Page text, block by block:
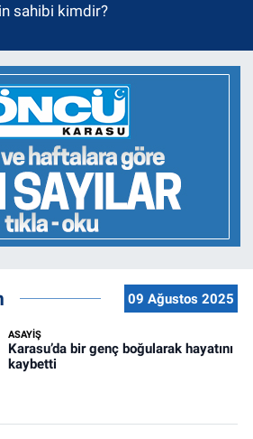
sahibi kimdir?
09 Ağustos 2025
ASAYİŞ
Karasu’da bir genç boğularak hayatını
kaybetti